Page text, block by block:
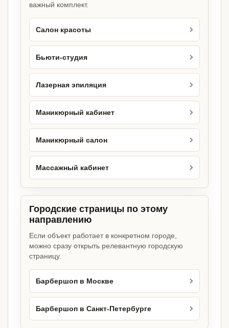
важный комплект.
Салон красоты
Бьюти-студия
Лазерная эпиляция
Маникюрный кабинет
Маникюрный салон
Массажный кабинет
Городские страницы по этому
направлению
Если объект работает в конкретном городе,
можно сразу открыть релевантную городскую
страницу.
Барбершоп в Москве
Барбершоп в Санкт-Петербурге